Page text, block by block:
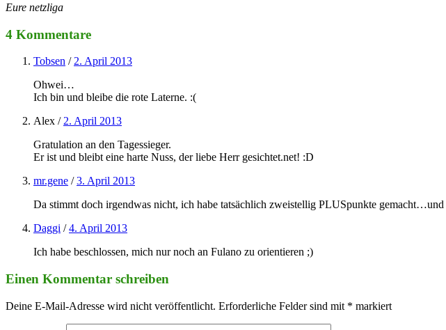
Eure netzliga
4 Kommentare
Tobsen / 2. April 2013
Ohwei…
Ich bin und bleibe die rote Laterne. :(
Alex / 2. April 2013
Gratulation an den Tagessieger.
Er ist und bleibt eine harte Nuss, der liebe Herr gesichtet.net! :D
mr.gene /3. April 2013
Da stimmt doch irgendwas nicht, ich habe tatsächlich zweistellig PLUSpunkte
Daggi /4. April 2013
Ich habe beschlossen, mich nur noch an Fulano zu orientieren ;)
Einen Kommentar schreiben
Deine E-Mail-Adresse wird nicht veröffentlicht. Erforderliche Felder sind mit * markiert